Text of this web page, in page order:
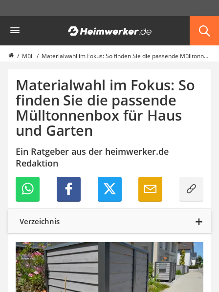
Haushalt & Freizeit
Diascanner
Walkie-Talkie Kinder
Gusseisen Bräter
Induktionskochfeld
Tischgeschirrspüler
Elektronische Dartscheibe
Wildkamera
Beschriftungsgerät
Trinkflasche
Thermokanne
Elektrische Pfeffermühle
Waschsauger
Geflügelschere
SUP-Board
Ferngesteuertes Auto
Subwoofer
Beheizbare Handschuhe
Müll Materialwahl im Fokus: So finden Sie die passende Mülltonnenbox für Haus und Garten
Materialwahl im Fokus: So
finden Sie die passende
Mülltonnenbox für Haus
und Garten
Ein Ratgeber aus der heimwerker.de
Redaktion
Verzeichnis